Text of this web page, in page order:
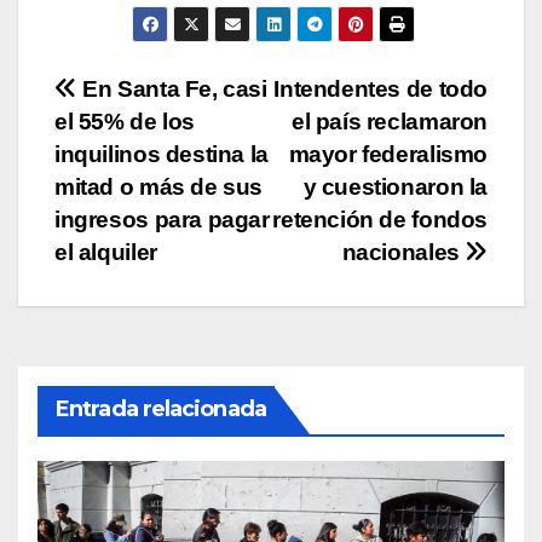
p
o
o
k
n
tir
Navegación
de
entradas
Intendentes de todo
el país reclamaron
mayor federalismo
y cuestionaron la
retención de fondos
nacionales
En Santa Fe, casi
el 55% de los
inquilinos destina la
mitad o más de sus
ingresos para pagar
el alquiler
Entrada relacionada